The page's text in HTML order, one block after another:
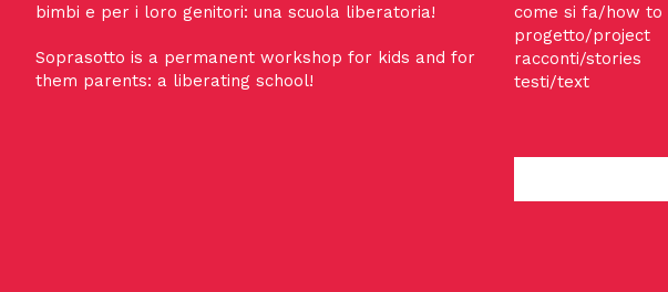
bimbi e per i loro genitori: una scuola liberatoria!
Soprasotto is a permanent workshop for kids and for
them parents: a liberating school!
come si fa/how to
progetto/project
racconti/stories
testi/text